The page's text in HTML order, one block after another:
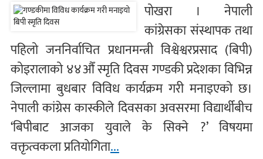
पोखरा । नेपाली
कांग्रेसका संस्थापक तथा
पहिलो जननिर्वाचित प्रधानमन्त्री विश्वेश्वरप्रसाद (बिपी)
कोइरालाको ४४औँ स्मृति दिवस गण्डकी प्रदेशका विभिन्न
जिल्लामा बुधबार विविध कार्यक्रम गरी मनाइएको छ।
नेपाली कांग्रेस कास्कीले दिवसका अवसरमा विद्यार्थीबीच
‘बिपीबाट आजका युवाले के सिक्ने ?’ विषयमा
वक्तृत्वकला प्रतियोगिता...